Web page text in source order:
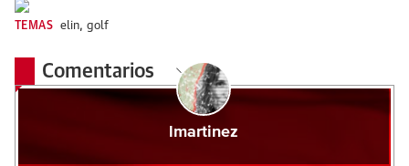
TEMAS elin, golf
Comentarios
lmartinez